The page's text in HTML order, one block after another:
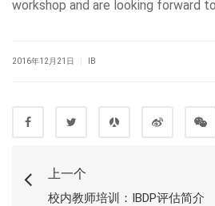
workshop and are looking forward
2016年12月21日 IB
上一个
校内教师培训：IBDP评估简介